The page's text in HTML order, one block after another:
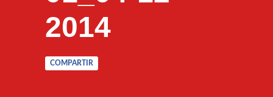
2014
COMPARTIR